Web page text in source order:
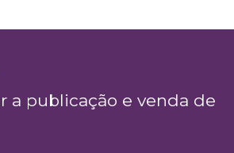
a publicação e venda de